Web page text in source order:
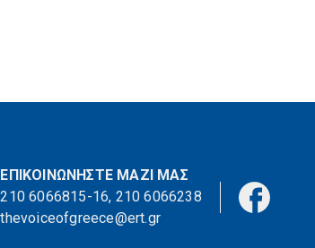
ΕΠΙΚΟΙΝΩΝΗΣΤΕ ΜΑΖΙ ΜΑΣ
210 6066815-16, 210 6066238
thevoiceofgreece@ert.gr